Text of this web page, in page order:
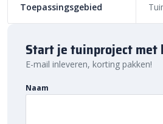
Bestratingsmarkt.com:
snelle levering
Bij Bestratingsmarkt.com ben je
Nederland. Dankzij onze ruime
ook nog eens snel aan de slag met
Toepassingsgebied
Start je tuinproject met
E-mail inleveren, korting pakken!
Naam